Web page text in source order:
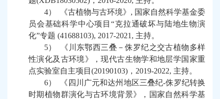
4）
《古植物与古环境》 , 国家自然科学基金委
员会基础科学中心项目“克拉通破坏与陆地生物演
化”专题 (41688103), 2017-2021, 主持。
5）
《 川东鄂西三叠－侏罗纪之交古植物多样
性演化及古环境》，现代古生物学和地层学国家重
点实验室自主项目 (20190103) ， 2019-2022, 主持。
6）
《四川广元和达州地区三叠纪-侏罗纪转换
时期植物群演化与古环境背景》，国家自然科学基